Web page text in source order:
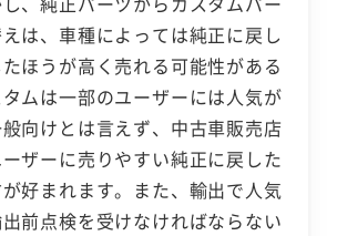
は、車種によっては純正に戻し
ほうが高く売れる可能性がある
ムは一部のユーザーには人気が
向けとは言えず、中古車販売店
ザーに売りやすい純正に戻した
好まれます。また、輸出で人気
前点検を受けなければならない